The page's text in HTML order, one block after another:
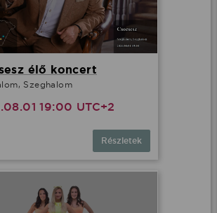
élő koncert
Szeghalom
19:00 UTC+2
Részletek